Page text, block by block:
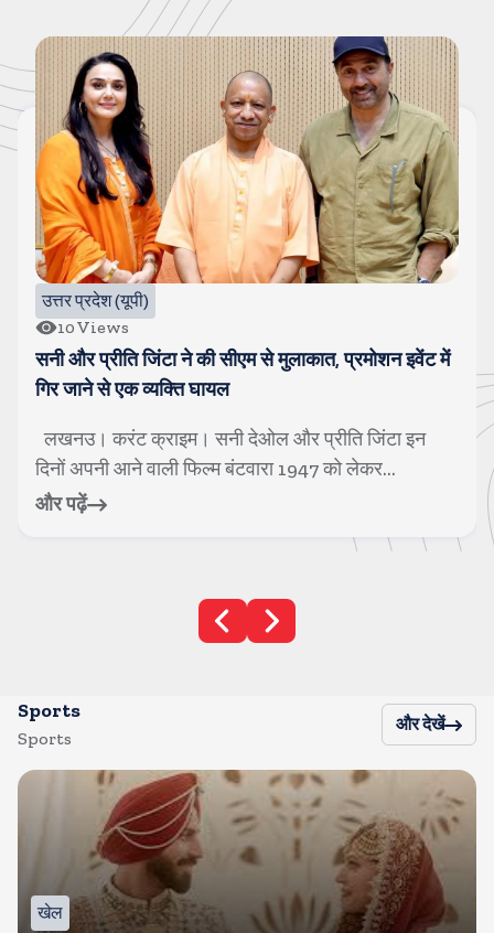
उत्तर प्रदेश (यूपी)
10Views
सनी और प्रीति जिंटा ने की सीएम से मुलाकात, प्रमोशन इवेंट में
गिर जाने से एक व्यक्ति घायल
लखनउ। करंट क्राइम। सनी देओल और प्रीति जिंटा इन
दिनों अपनी आने वाली फिल्म बंटवारा 1947 को लेकर...
और पढ़ें
Sports
Sports
और देखें
खेल